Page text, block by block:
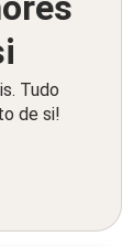
Tudo
de si!